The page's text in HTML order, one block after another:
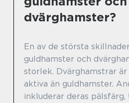
dvärghamster?
En av de största
guldhamster och
storlek. Dvärghamstrar
aktiva än guldhamster.
inkluderar deras